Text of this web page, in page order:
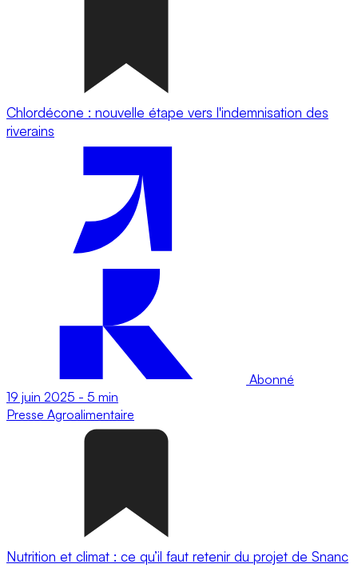
Chlordécone : nouvelle étape vers l'indemnisation des
riverains
Abonné
19 juin 2025 - 5 min
Presse Agroalimentaire
Nutrition et climat : ce qu’il faut retenir du projet de Snanc